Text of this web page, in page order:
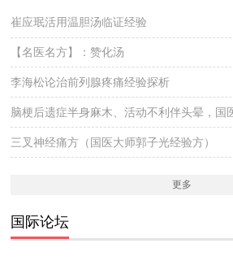
崔应珉活用温胆汤临证经验
【名医名方】：赞化汤
李海松论治前列腺疼痛经验探析
三叉神经痛方（国医大师郭子光经验方）
更多
国际论坛